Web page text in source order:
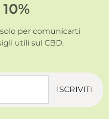
per comunicarti
utili sul CBD.
ISCRIVITI